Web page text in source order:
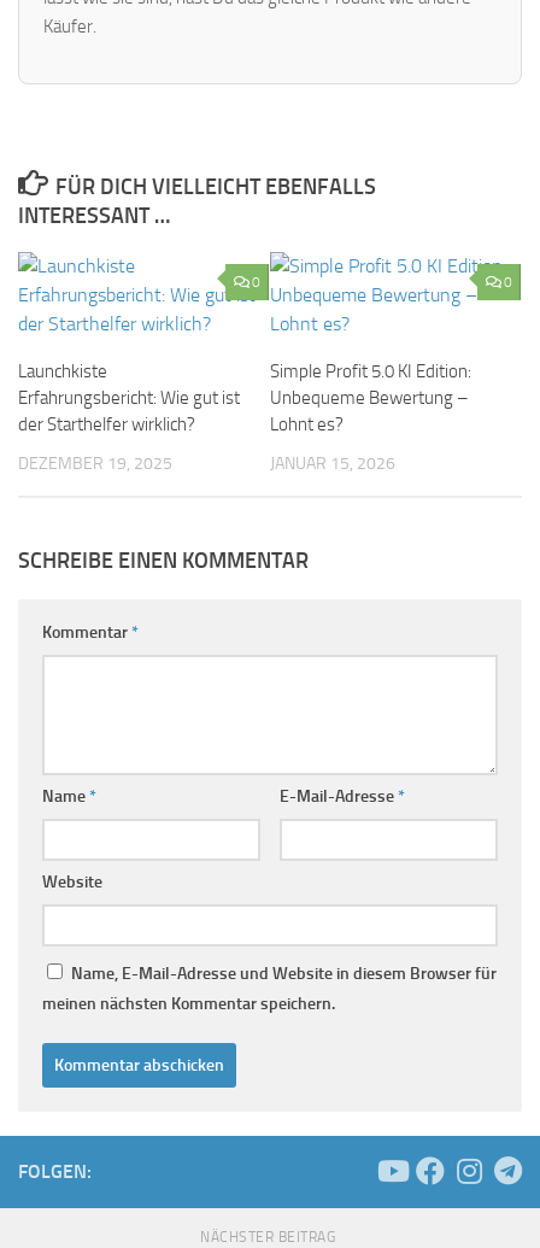
Käufer.
FÜR DICH VIELLEICHT EBENFALLS
INTERESSANT …
0
Launchkiste
Erfahrungsbericht: Wie gut ist
der Starthelfer wirklich?
DEZEMBER 19, 2025
0
Simple Profit 5.0 KI Edition:
Unbequeme Bewertung –
Lohnt es?
JANUAR 15, 2026
SCHREIBE EINEN KOMMENTAR
Kommentar*
Name* E-Mail-Adresse*
Website
Name, E-Mail-Adresse und Website in diesem Browser für
meinen nächsten Kommentar speichern.
FOLGEN:
NÄCHSTER BEITRAG